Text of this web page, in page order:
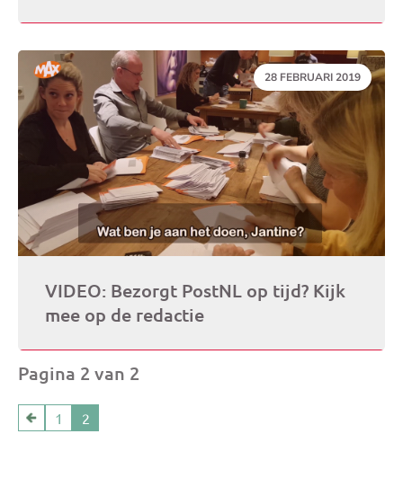
DATUM:
28 FEBRUARI 2019
VIDEO: Bezorgt PostNL op tijd? Kijk
mee op de redactie
Pagina 2 van 2
1 2